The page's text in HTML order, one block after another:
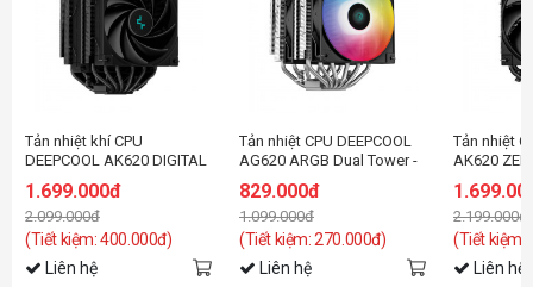
Tản nhiệt khí CPU
DEEPCOOL AK620 DIGITAL
1.699.000đ
2.099.000đ
(Tiết kiệm: 400.000đ)
Liên hệ
Tản nhiệt CPU DEEPCOOL
AG620 ARGB Dual Tower -
829.000đ
1.099.000đ
(Tiết kiệm: 270.000đ)
Liên hệ
Tản nhiệt
AK620
2.199.000đ
(Tiết kiệm:
Liên hệ